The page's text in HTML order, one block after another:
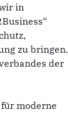
in
zu bringen.
der
moderne